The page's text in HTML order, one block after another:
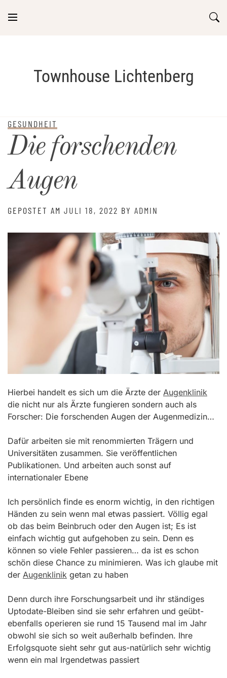
Townhouse Lichtenberg
GESUNDHEIT
Die forschenden
Augen
GEPOSTET AM JULI 18, 2022 BY ADMIN
Hierbei handelt es sich um die Ärzte der Augenklinik
die nicht nur als Ärzte fungieren sondern auch als
Forscher: Die forschenden Augen der Augenmedizin…
Dafür arbeiten sie mit renommierten Trägern und
Universitäten zusammen. Sie veröffentlichen
Publikationen. Und arbeiten auch sonst auf
internationaler Ebene
Ich persönlich finde es enorm wichtig, in den richtigen
Händen zu sein wenn mal etwas passiert. Völlig egal
ob das beim Beinbruch oder den Augen ist; Es ist
einfach wichtig gut aufgehoben zu sein. Denn es
können so viele Fehler passieren… da ist es schon
schön diese Chance zu minimieren. Was ich glaube mit
der Augenklinik getan zu haben
Denn durch ihre Forschungsarbeit und ihr ständiges
Uptodate-Bleiben sind sie sehr erfahren und geübt-
ebenfalls operieren sie rund 15 Tausend mal im Jahr
obwohl sie sich so weit außerhalb befinden. Ihre
Erfolgsquote sieht sehr gut aus-natürlich sehr wichtig
wenn ein mal Irgendetwas passiert